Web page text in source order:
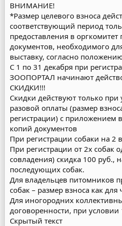
ВНИМАНИЕ!
*Размер целевого взноса
соответствующий период
предоставления в оргкомитет
документов, необходимого
выставку, согласно
С 1 по 31 декабря при
ЗООПОРТАЛ начинают
СКИДКИ!!!
Скидки действуют только
разовой оплаты (размер
регистрации) с приложением
копий документов
При регистрации собаки на 2
При регистрации от 2х собак
совладения) скидка 100 руб.,
последующих собак.
Для владельцев питомников
собак – размер взноса как
Для иногородних
договоренности, при условии
Скрытый текст